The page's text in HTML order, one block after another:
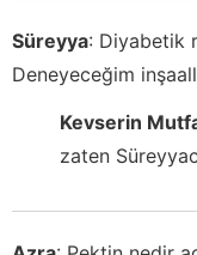
Süreyya: Diyabetik
Deneyeceğim
Kevserin
zaten